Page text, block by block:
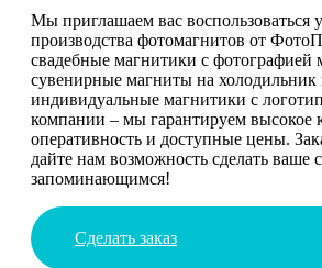
Мы приглашаем вас воспользоваться
производства фотомагнитов от
свадебные магнитики с фотографией
сувенирные магниты на холодильник
индивидуальные магнитики с
компании – мы гарантируем высокое
оперативность и доступные цены.
дайте нам возможность сделать ваше
запоминающимся!
Сделать заказ